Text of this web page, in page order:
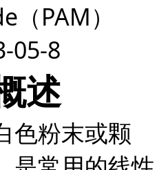
PAM）
05-8
述
色粉末或颗